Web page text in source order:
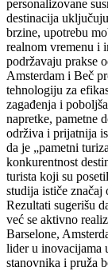
personalizovane
destinacija
brzine, upotrebu
realnom vremenu i
podržavaju prakse
Amsterdam i Beč
tehnologiju za
zagađenja i
napretke, pametne
održiva i prijatnija
da je „pametni
konkurentnost
turista koji su
studija ističe
Rezultati sugerišu
već se aktivno
Barselone,
lider u inovacijama
stanovnika i pruža